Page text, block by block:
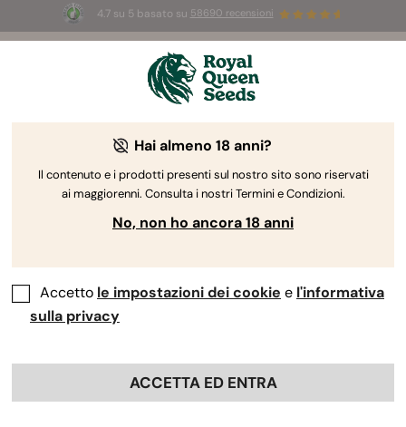
4.7 su 5 basato su 58690 recensioni
3 semi White Widow AutoGRATIS per i
Hai almeno 18 anni?
Il contenuto e i prodotti presenti sul nostro sito sono riservati
ai maggiorenni. Consulta i nostri Termini e Condizioni.
No, non ho ancora 18 anni
Accetto le impostazioni dei cookie e l'informativa
sulla privacy
ACCETTA ED ENTRA